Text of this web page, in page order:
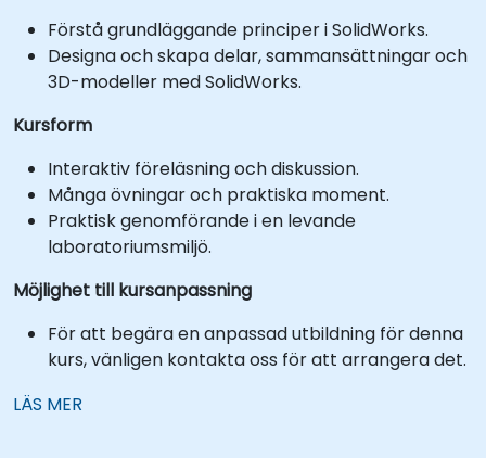
Förstå grundläggande principer i SolidWorks.
Designa och skapa delar, sammansättningar och
3D-modeller med SolidWorks.
Kursform
Interaktiv föreläsning och diskussion.
Många övningar och praktiska moment.
Praktisk genomförande i en levande
laboratoriumsmiljö.
Möjlighet till kursanpassning
För att begära en anpassad utbildning för denna
kurs, vänligen kontakta oss för att arrangera det.
LÄS MER